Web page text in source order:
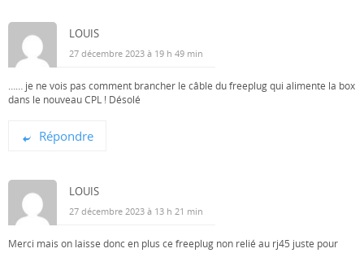
LOUIS
27 décembre 2023 à 19 h 49 min
…… je ne vois pas comment brancher le câble du freeplug qui alimente la box
dans le nouveau CPL ! Désolé
Répondre
LOUIS
27 décembre 2023 à 13 h 21 min
Merci mais on laisse donc en plus ce freeplug non relié au rj45 juste pour